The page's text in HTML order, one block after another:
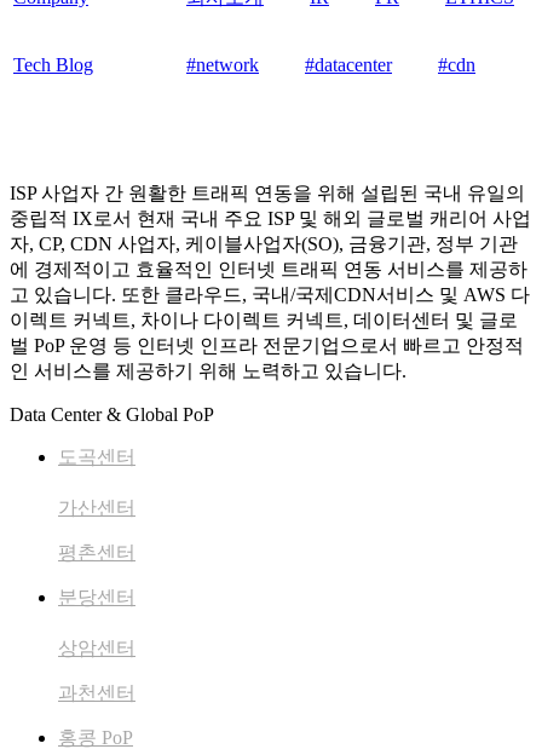
Tech Blog #network #datacenter #cdn
ISP 사업자 간 원활한 트래픽 연동을 위해 설립된 국내 유일의
중립적 IX로서 현재 국내 주요 ISP 및 해외 글로벌 캐리어 사업
자, CP, CDN 사업자, 케이블사업자(SO), 금융기관, 정부 기관
에 경제적이고 효율적인 인터넷 트래픽 연동 서비스를 제공하
고 있습니다. 또한 클라우드, 국내/국제CDN서비스 및 AWS 다
이렉트 커넥트, 차이나 다이렉트 커넥트, 데이터센터 및 글로
벌 PoP 운영 등 인터넷 인프라 전문기업으로서 빠르고 안정적
인 서비스를 제공하기 위해 노력하고 있습니다.
Data Center & Global PoP
도곡센터
가산센터
평촌센터
분당센터
상암센터
과천센터
홍콩 PoP